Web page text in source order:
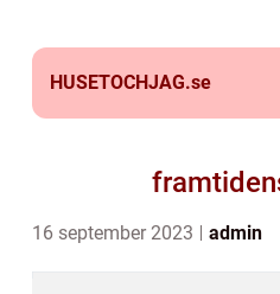
HUSETOCHJAG.se
16 september 2023 admin